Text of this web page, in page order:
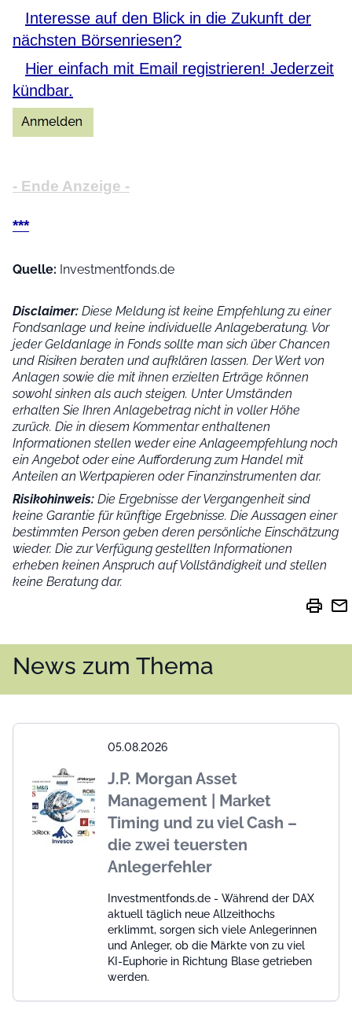
Interesse auf den Blick in die Zukunft der
nächsten Börsenriesen?
Hier einfach mit Email registrieren! Jederzeit
kündbar.
- Ende Anzeige -
***
Quelle: Investmentfonds.de
Disclaimer: Diese Meldung ist keine Empfehlung zu einer
Fondsanlage und keine individuelle Anlageberatung. Vor
jeder Geldanlage in Fonds sollte man sich über Chancen
und Risiken beraten und aufklären lassen. Der Wert von
Anlagen sowie die mit ihnen erzielten Erträge können
sowohl sinken als auch steigen. Unter Umständen
erhalten Sie Ihren Anlagebetrag nicht in voller Höhe
zurück. Die in diesem Kommentar enthaltenen
Informationen stellen weder eine Anlageempfehlung noch
ein Angebot oder eine Aufforderung zum Handel mit
Anteilen an Wertpapieren oder Finanzinstrumenten dar.
Risikohinweis: Die Ergebnisse der Vergangenheit sind
keine Garantie für künftige Ergebnisse. Die Aussagen einer
bestimmten Person geben deren persönliche Einschätzung
wieder. Die zur Verfügung gestellten Informationen
erheben keinen Anspruch auf Vollständigkeit und stellen
keine Beratung dar.
print mail
News zum Thema
05.08.2026
J.P. Morgan Asset
Management | Market
Timing und zu viel Cash –
die zwei teuersten
Anlegerfehler
Investmentfonds.de - Während der DAX
aktuell täglich neue Allzeithochs
erklimmt, sorgen sich viele Anlegerinnen
und Anleger, ob die Märkte von zu viel
KI-Euphorie in Richtung Blase getrieben
werden.